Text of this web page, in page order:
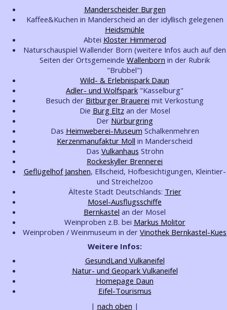
Manderscheider Burgen
Kaffee&Kuchen in Manderscheid an der idyllisch gelegenen
Heidsmühle
Abtei Kloster Himmerod
Naturschauspiel Wallender Born (weitere Infos auch auf den
Seiten der Ortsgemeinde Wallenborn in der Rubrik
"Brubbel")
Wild- & Erlebnispark Daun
Adler- und Wolfspark "Kasselburg"
Besuch der Bitburger Brauerei mit Verkostung
Die Burg Eltzan der Mosel
Der Nürburgring
Das Heimweberei-Museum Schalkenmehren
Kerzenmanufaktur Moll in Manderscheid
Das Vulkanhaus Strohn
Rockeskyller Brennerei
Geflügelhof Janshen, Ellscheid, Hofbesichtigungen, Kleintier-
und Streichelzoo
Älteste Stadt Deutschlands: Trier
Mosel-Ausflugsschiffe
Bernkastel an der Mosel
Weinproben z.B. bei Markus Molitor
Weinproben / Weinmuseum in der Vinothek Bernkastel-Kues
Weitere Infos:
GesundLand Vulkaneifel
Natur- und Geopark Vulkaneifel
Homepage Daun
Eifel-Tourismus
| nach oben |